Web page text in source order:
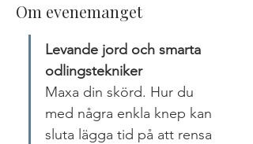
Om evenemanget
Levande jord och smarta
odlingstekniker
Maxa din skörd. Hur du
med några enkla knep kan
sluta lägga tid på att rensa